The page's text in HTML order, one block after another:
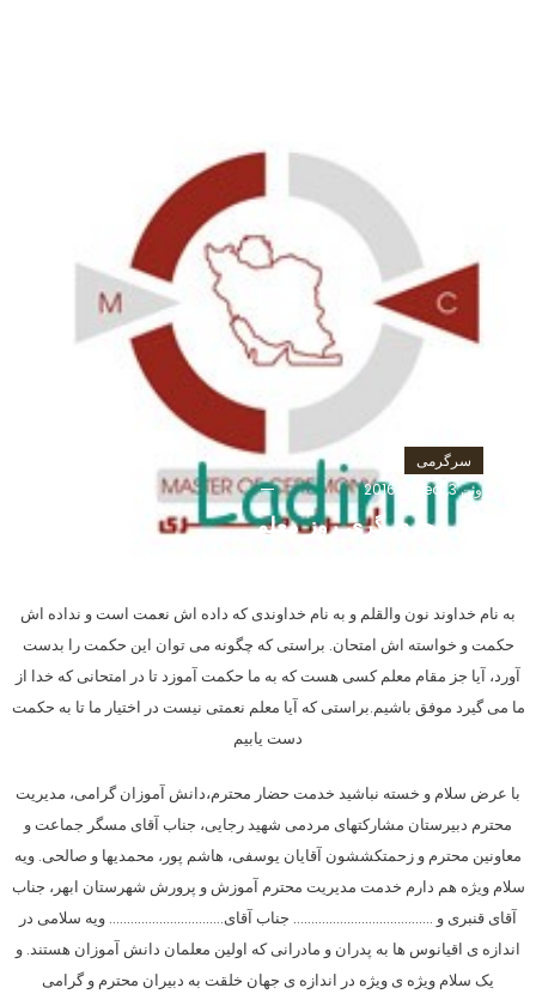
سرگرمی
ژوئن 3, 2016
saeed
متن مجری گری روز معلم
به نام خداوند نون والقلم و به نام خداوندی که داده اش نعمت است و نداده اش
حکمت و خواسته اش امتحان. براستی که چگونه می توان این حکمت را بدست
آورد، آیا جز مقام معلم کسی هست که به ما حکمت آموزد تا در امتحانی که خدا از
ما می گیرد موفق باشیم.براستی که آیا معلم نعمتی نیست در اختیار ما تا به حکمت
دست یابیم
با عرض سلام و خسته نباشید خدمت حضار محترم،دانش آموزان گرامی، مدیریت
محترم دبیرستان مشارکتهای مردمی شهید رجایی، جناب آقای مسگر جماعت و
معاونین محترم و زحمتکششون آقایان یوسفی، هاشم پور، محمدیها و صالحی. ویه
سلام ویژه هم دارم خدمت مدیریت محترم آموزش و پرورش شهرستان ابهر، جناب
آقای قنبری و ………………………………… جناب آقای………………………….. ویه سلامی در
اندازه ی اقیانوس ها به پدران و مادرانی که اولین معلمان دانش آموزان هستند. و
یک سلام ویژه ی ویژه در اندازه ی جهان خلقت به دبیران محترم و گرامی